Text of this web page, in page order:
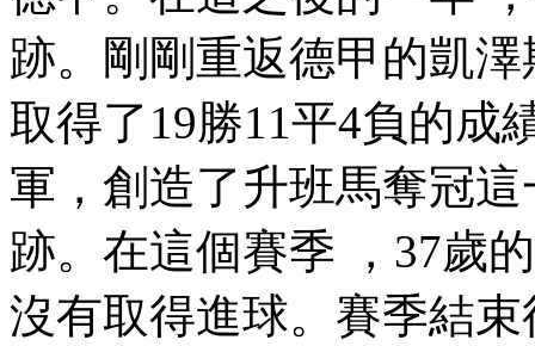
跡。剛剛重返德甲的凱
取得了19勝11平4負的成
軍 ，創造了升班馬奪
跡。在這個賽季 ，37
沒有取得進球。賽季結束後